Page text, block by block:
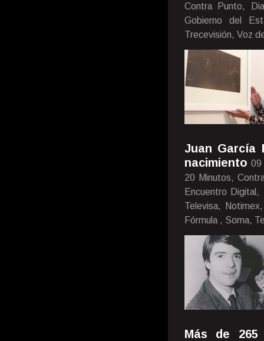
Contra Punto,
Gobierno del
Trecevisión, Voz
Juan García
nacimiento 09
20 Minutos,
Encuentro
Televisa,
Fórmula , Soma,
Más de